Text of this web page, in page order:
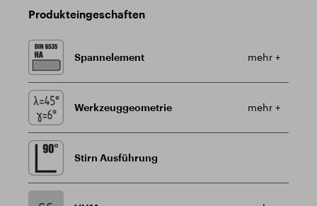
Produkteingeschaften
Spannelement mehr +
Werkzeuggeometrie mehr +
Stirn Ausführung